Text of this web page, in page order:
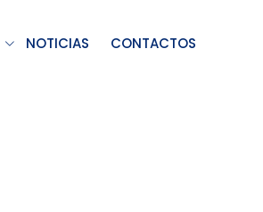
NOTICIAS CONTACTOS